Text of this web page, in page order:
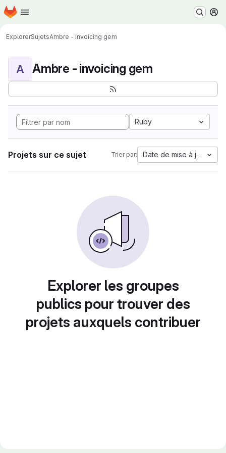
Passer au contenu principal
Page d'accueil
ExplorerSujetsAmbre - invoicing gem
A Ambre - invoicing gem
Ruby
Projets sur ce sujet Trier par: Date de mise à jour
Explorer les groupes
publics pour trouver des
projets auxquels contribuer